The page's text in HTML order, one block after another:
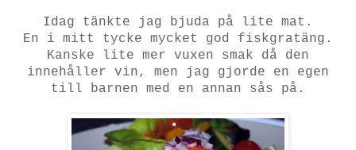
Idag tänkte jag bjuda på lite mat.
En i mitt tycke mycket god fiskgratäng.
Kanske lite mer vuxen smak då den
innehåller vin, men jag gjorde en egen
till barnen med en annan sås på.